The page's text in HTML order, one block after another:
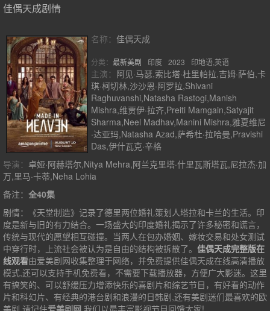
第37集
佳偶天成剧情
名称： 佳偶天成
分类： 最新美剧 印度 2023 印地语,英语
主演： 阿见·马瑟,索比塔·杜里帕拉,吉姆·萨伯,卡
琪·柯切林,沙沙恩·阿罗拉,Shivani
Raghuvanshi,Natasha Rastogi,Manish
Mishra,维贾伊·拉齐,Preiti Mamgain,Satyajit
Sharma,Neel Madhav,Manini Mishra,雅夏维尼
·达亚玛,Natasha Azad,萨希杜·拉哈曼,Pravishi
Das,伊什瓦克·辛格
导演： 卓娅·阿赫塔尔,Nitya Mehra,阿兰克里塔·什里瓦斯塔瓦,尼拉杰·加
万,里马·卡蒂,Neha Lohia
备注： 全40集
剧情：
《天堂制造》记录了德里两位婚礼策划人塔拉和卡兰的生活。印
度是新与旧的有力结合。一场盛大的印度婚礼揭示了许多秘密和谎言，
传统与现代的愿望相互碰撞。当两人在包办婚姻、嫁妆交易和处女测试
中穿行时，上流社会被认为是自由的结构被拆散了。 佳偶天成完整版在
线观看由爱美剧网收集整理于网络，并免费提供佳偶天成在线高清播放
模式,还可以支持手机免费看，不需要下载播放器，方便广大影迷。这里
有搞笑的、可以舒缓压力增添快乐的喜剧片和综艺节目，有好看的动作
片和科幻片、有经典的港台剧和浪漫的日韩剧,还有美剧迷们最喜欢的欧
美剧,请记住爱美剧网 ,我们以最丰富影视节目回馈大家!